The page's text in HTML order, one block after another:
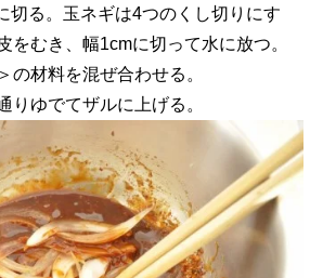
切る。玉ネギは4つのくし切りにす
をむき、幅1cmに切って水に放つ。
の材料を混ぜ合わせる。
りゆでてザルに上げる。